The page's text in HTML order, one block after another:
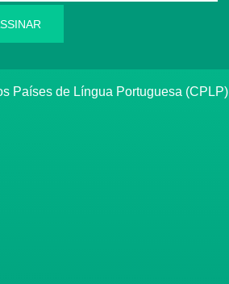
Países de Língua Portuguesa (CPLP)